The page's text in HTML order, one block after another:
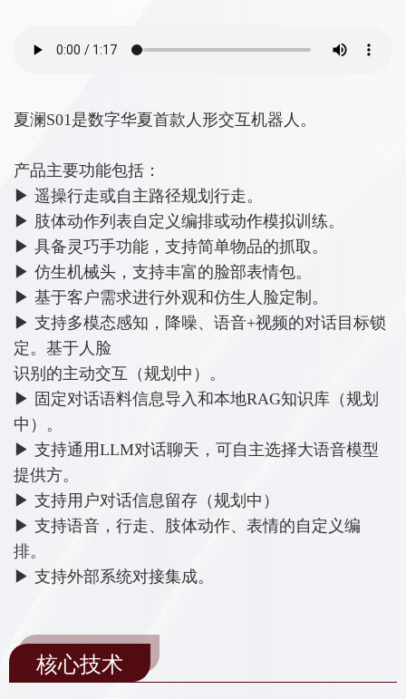
夏澜S01是数字华夏首款人形交互机器人。
产品主要功能包括：
▶ 遥操行走或自主路径规划行走。
▶ 肢体动作列表自定义编排或动作模拟训练。
▶ 具备灵巧手功能，支持简单物品的抓取。
▶ 仿生机械头，支持丰富的脸部表情包。
▶ 基于客户需求进行外观和仿生人脸定制。
▶ 支持多模态感知，降噪、语音+视频的对话目标锁
定。基于人脸
识别的主动交互（规划中）。
▶ 固定对话语料信息导入和本地RAG知识库（规划
中）。
▶ 支持通用LLM对话聊天，可自主选择大语音模型
提供方。
▶ 支持用户对话信息留存（规划中）
▶ 支持语音，行走、肢体动作、表情的自定义编
排。
▶ 支持外部系统对接集成。
核心技术